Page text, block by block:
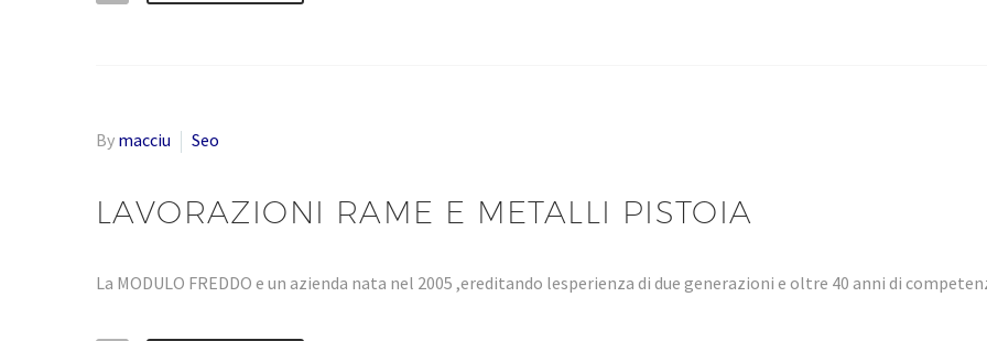
By macciu Seo
LAVORAZIONI RAME E METALLI PISTOIA
La MODULO FREDDO e un azienda nata nel 2005 ,ereditando lesperienza di due generazioni e oltre 40 anni di